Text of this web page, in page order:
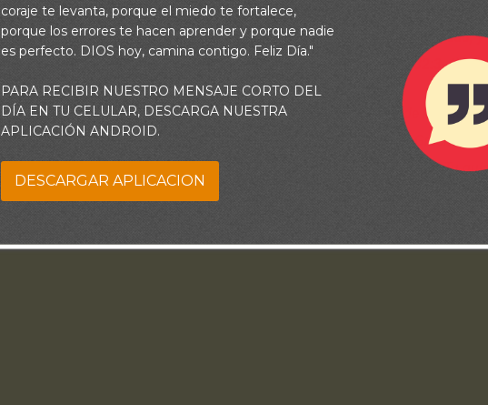
Porque el nombre de Jehová proclamaré. Engrandeced a nuestro Dios. El es
obra es perfecta, Porque todos sus caminos son rectitud; Dios de verdad, y
iniquidad en él; Es justo y recto. (Deuteronomio 32:3-4)
Señor, te alabo por tu grandeza y bondad. Te adoro como el Dios de la creación
mi vida. Te alabo en los buenos tiempos, así como en los difíciles. Gracias por
amor protegiendo, proporcionando, entregando y dándome Tu paz, y Tu
coraje te levanta, porque el miedo te fortalece,
porque los errores te hacen aprender y porque nadie
es perfecto. DIOS hoy, camina contigo. Feliz Día."
PARA RECIBIR NUESTRO MENSAJE CORTO DEL
DÍA EN TU CELULAR, DESCARGA NUESTRA
APLICACIÓN ANDROID.
DESCARGAR APLICACION